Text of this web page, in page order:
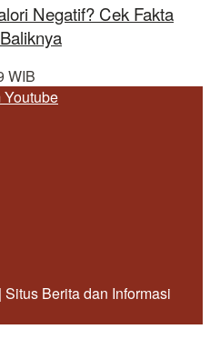
Negatif? Cek Fakta
WIB
Youtube
Berita dan Informasi